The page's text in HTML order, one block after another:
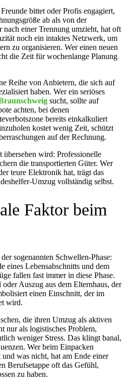
bittet oder Profis engagiert,
ab als von der
nach einer Trennung umzieht, hat oft
noch ein intaktes Netzwerk, um
zu organisieren. Wer einen neuen
die Zeit für wochenlange Planung
Reihe von Anbietern, die sich auf
haben. Wer ein seriöses
sucht, sollte auf
achten, bei denen
bereits einkalkuliert
kostet wenig Zeit, schützt
auf der Rechnung.
wird: Professionelle
die transportierten Güter. Wer
teure Elektronik hat, trägt das
Umzug vollständig selbst.
Faktor beim
sogenannten Schwellen-Phase:
eines Lebensabschnitts und dem
fallen fast immer in diese Phase.
Auszug aus dem Elternhaus, der
einen Einschnitt, der im
wird.
die ihren Umzug als aktiven
nur als logistisches Problem,
weniger Stress. Das klingt banal,
Wer beim Einpacken
was nicht, hat am Ende einer
Berufsetappe oft das Gefühl,
zu haben.